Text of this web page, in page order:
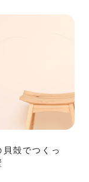
貝殻でつくっ